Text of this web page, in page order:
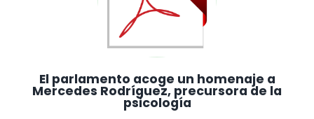
El parlamento acoge un homenaje a
Mercedes Rodríguez, precursora de la
psicología